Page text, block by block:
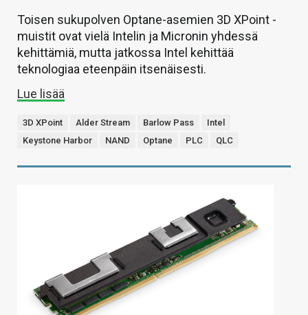
Toisen sukupolven Optane-asemien 3D XPoint -
muistit ovat vielä Intelin ja Micronin yhdessä
kehittämiä, mutta jatkossa Intel kehittää
teknologiaa eteenpäin itsenäisesti.
Lue lisää
3D XPoint Alder Stream Barlow Pass
Intel
Keystone Harbor
NAND Optane PLC QLC